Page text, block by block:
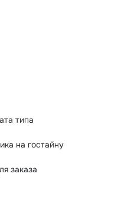
типа
на гостайну
заказа